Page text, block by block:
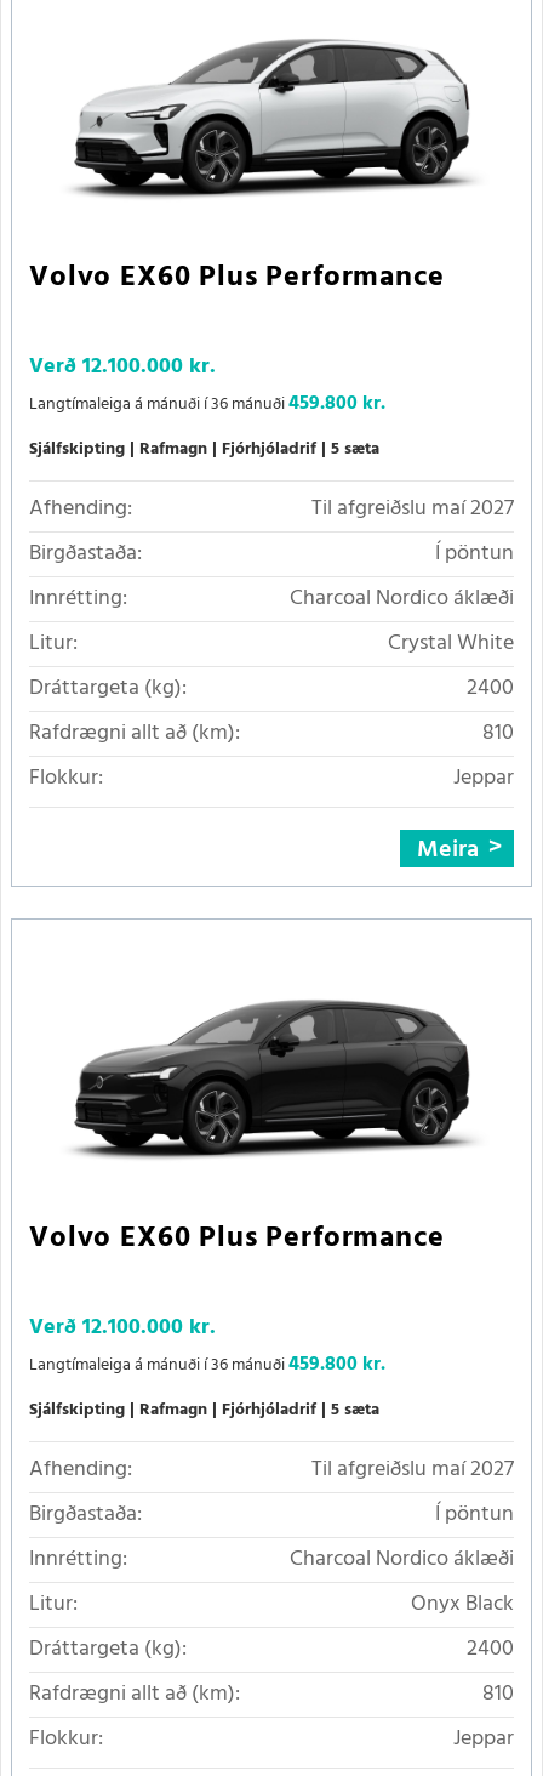
Volvo EX60 Plus Performance
Verð12.100.000 kr.
Langtímaleiga á mánuði í 36 mánuði459.800 kr.
Sjálfskipting Rafmagn Fjórhjóladrif 5 sæta
Afhending:
Til afgreiðslu maí 2027
Birgðastaða:
Í pöntun
Innrétting:
Charcoal Nordico áklæði
Litur:
Crystal White
Dráttargeta (kg):
2400
Rafdrægni allt að (km):
810
Flokkur:
Jeppar
Meira
Volvo EX60 Plus Performance
Verð12.100.000 kr.
Langtímaleiga á mánuði í 36 mánuði459.800 kr.
Sjálfskipting Rafmagn Fjórhjóladrif 5 sæta
Afhending:
Til afgreiðslu maí 2027
Birgðastaða:
Í pöntun
Innrétting:
Charcoal Nordico áklæði
Litur:
Onyx Black
Dráttargeta (kg):
2400
Rafdrægni allt að (km):
810
Flokkur:
Jeppar